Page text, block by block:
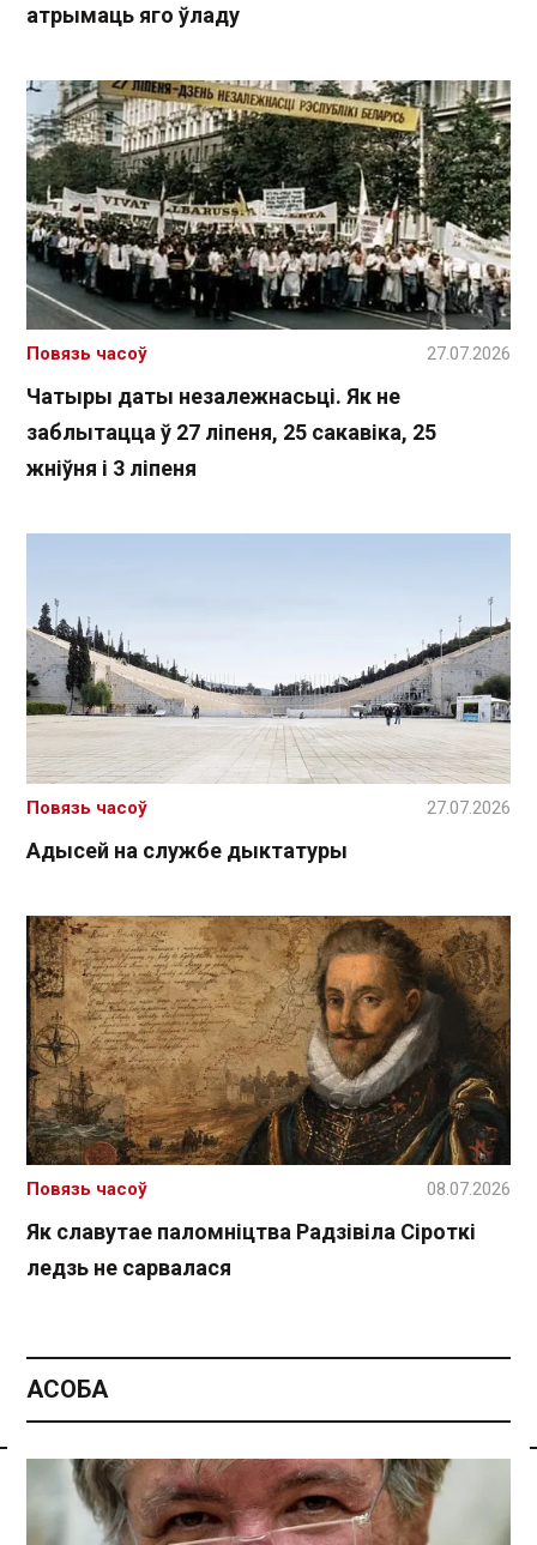
Спасылка без VPN
атрымаць яго ўладу
Чатыры даты незалежнасьці. Як не
заблытацца ў 27 ліпеня, 25 сакавіка, 25
жніўня і 3 ліпеня
Повязь часоў 27.07.2026
Адысей на службе дыктатуры
Повязь часоў 27.07.2026
Як славутае паломніцтва Радзівіла Сіроткі
ледзь не сарвалася
Повязь часоў 08.07.2026
АСОБА